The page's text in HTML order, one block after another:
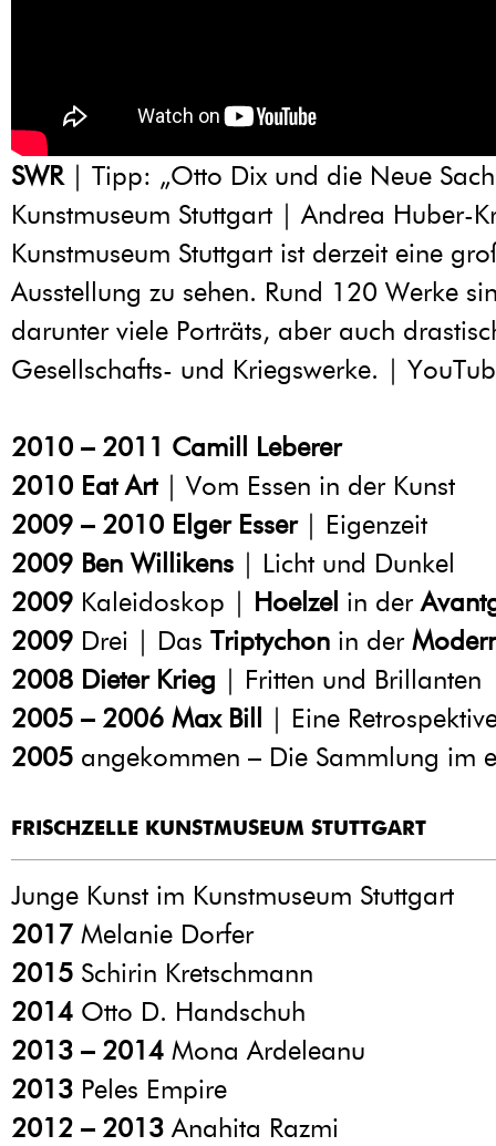
SWR| Tipp: „Otto Dix und die Neue
Kunstmuseum Stuttgart | Andrea Huber-
Kunstmuseum Stuttgart ist derzeit eine
Ausstellung zu sehen. Rund 120 Werke
darunter viele Porträts, aber auch
Gesellschafts- und Kriegswerke. |
2010 – 2011 Camill Leberer
2010 Eat Art| Vom Essen in der Kunst
2009 – 2010 Elger Esser| Eigenzeit
2009 Ben Willikens | Licht und Dunkel
2009 Kaleidoskop | Hoelzel in der
2009 Drei | Das Triptychon in der
2008 Dieter Krieg | Fritten und Brillanten
2005 – 2006 Max Bill
| Eine
2005 angekommen – Die Sammlung im
FRISCHZELLE KUNSTMUSEUM STUTTGART
Junge Kunst im Kunstmuseum Stuttgart
2017 Melanie Dorfer
2015 Schirin Kretschmann
2014 Otto D. Handschuh
2013 – 2014 Mona Ardeleanu
2013 Peles Empire
2012 – 2013 Anahita Razmi